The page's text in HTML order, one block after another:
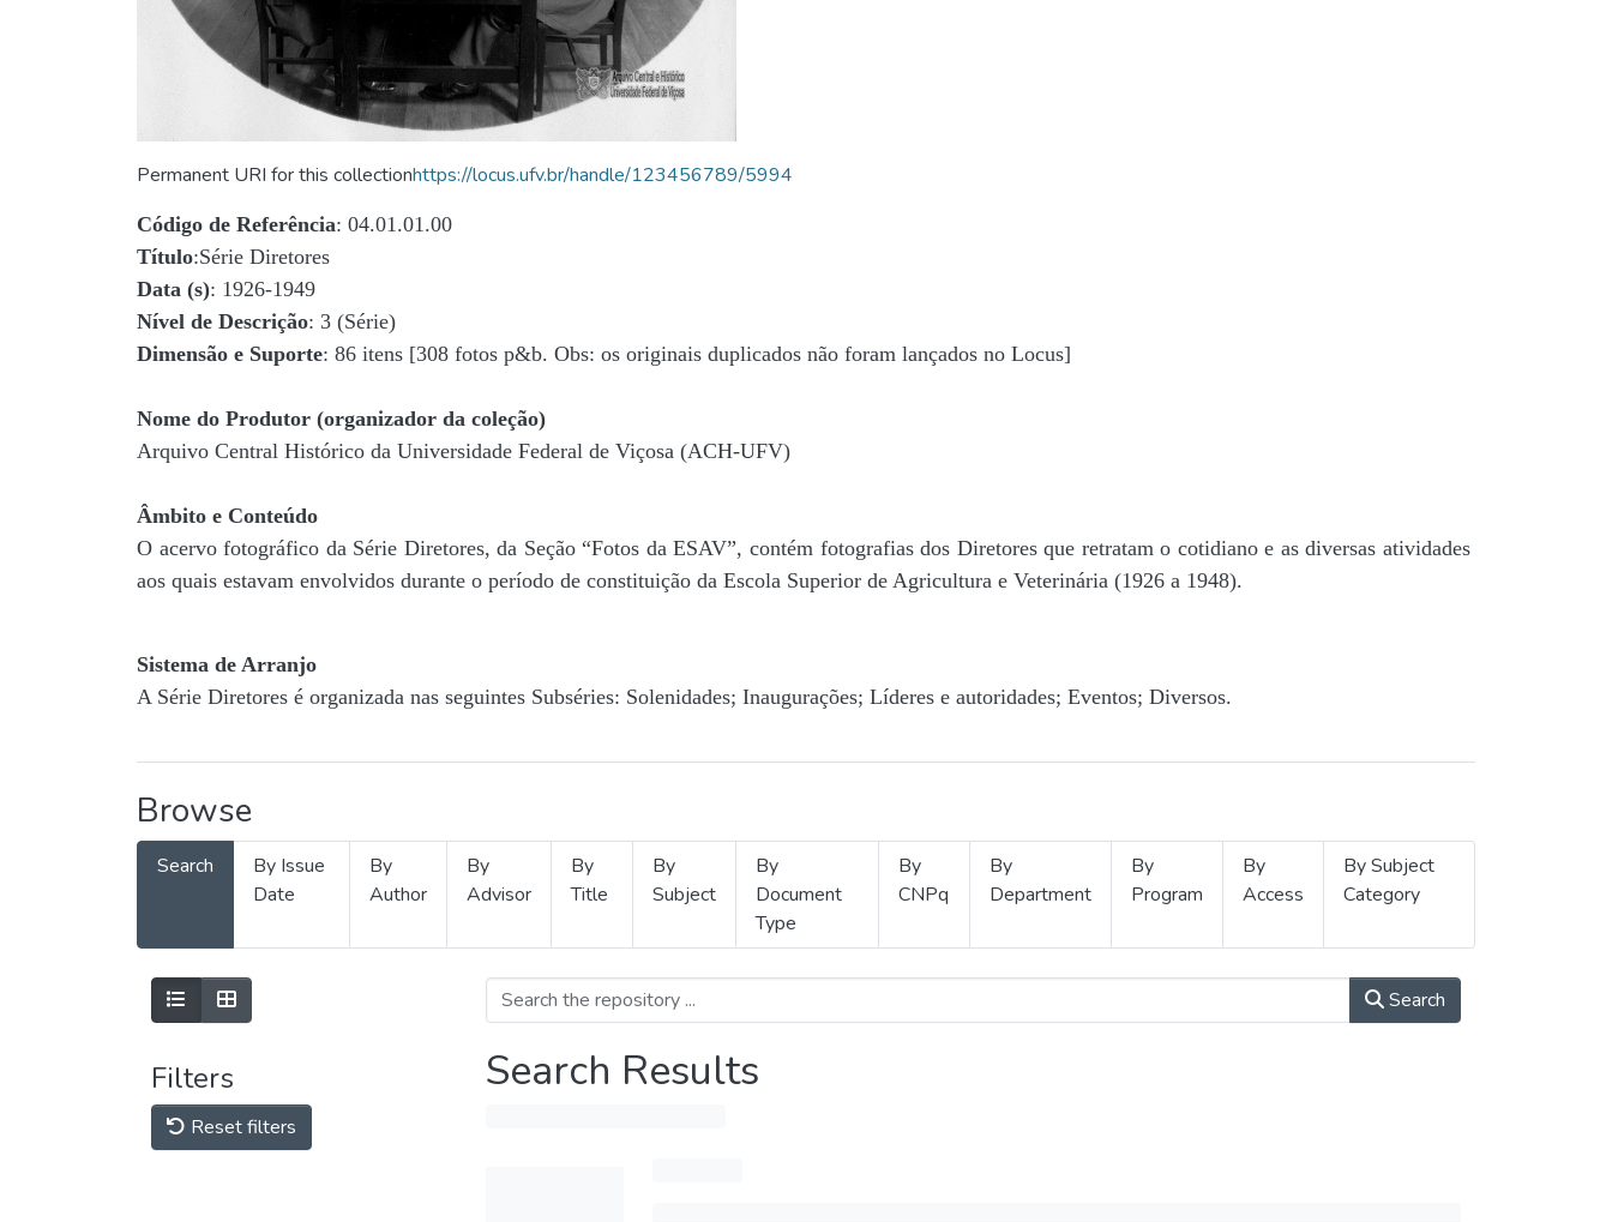
Permanent URI for this collectionhttps://locus.ufv.br/handle/123456789/5994
Código de Referência: 04.01.01.00
Título:Série Diretores
Data (s): 1926-1949
Nível de Descrição: 3 (Série)
Dimensão e Suporte: 86 itens [308 fotos p&b. Obs: os originais duplicados não foram lançados no Locus]
Nome do Produtor (organizador da coleção)
Arquivo Central Histórico da Universidade Federal de Viçosa (ACH-UFV)
Âmbito e Conteúdo
O acervo fotográfico da Série Diretores, da Seção “Fotos da ESAV”, contém fotografias dos Diretores que retratam o cotidiano e as diversas atividades
aos quais estavam envolvidos durante o período de constituição da Escola Superior de Agricultura e Veterinária (1926 a 1948).
Sistema de Arranjo
A Série Diretores é organizada nas seguintes Subséries: Solenidades; Inaugurações; Líderes e autoridades; Eventos; Diversos.
Browse
Search
By Issue
Date
By
Author
By
Advisor
By
Title
By
Subject
By
Document
Type
By
CNPq
By
Department
By
Program
By
Access
By Subject
Category
Filters
Reset filters
Search
Search Results